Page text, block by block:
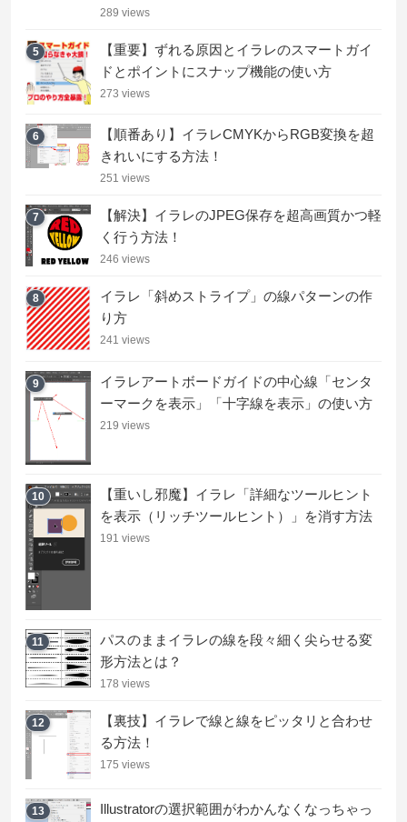
289 views
5
【重要】ずれる原因とイラレのスマートガイ
ドとポイントにスナップ機能の使い方
273 views
6
【順番あり】イラレCMYKからRGB変換を超
きれいにする方法！
251 views
7
【解決】イラレのJPEG保存を超高画質かつ軽
く行う方法！
246 views
8
イラレ「斜めストライプ」の線パターンの作
り方
241 views
9
イラレアートボードガイドの中心線「センタ
ーマークを表示」「十字線を表示」の使い方
219 views
10
【重いし邪魔】イラレ「詳細なツールヒント
を表示（リッチツールヒント）」を消す方法
191 views
11
パスのままイラレの線を段々細く尖らせる変
形方法とは？
178 views
12
【裏技】イラレで線と線をピッタリと合わせ
る方法！
175 views
13
Illustratorの選択範囲がわかんなくなっちゃっ